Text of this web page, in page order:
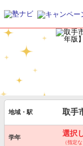
地域・駅 取手
学年 選択
（指定な